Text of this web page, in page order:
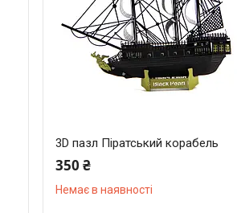
3D пазл Піратський корабель
350 ₴
Немає в наявності